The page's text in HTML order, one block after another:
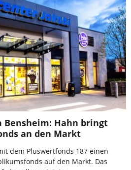
Hahn bringt
an den Markt
dem Pluswertfonds 187 einen
auf den Markt. Das